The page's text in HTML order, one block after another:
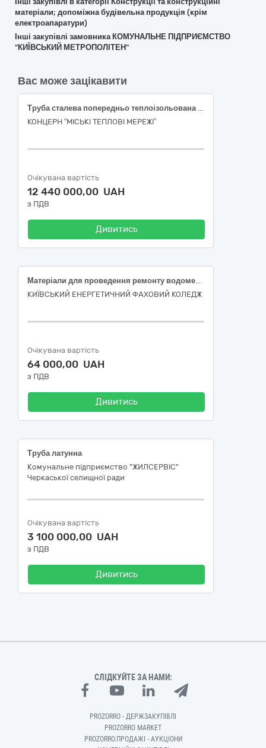
матеріали; допоміжна будівельна продукція (крім
електроапаратури)
Інші закупівлі замовника КОМУНАЛЬНЕ ПІДПРИЄМСТВО
"КИЇВСЬКИЙ МЕТРОПОЛІТЕН"
Вас може зацікавити
Труба сталева попередньо теплоізольована та фасонні вироби до неї згідно ДК 021:2015 код 44160000-9 Магістралі, трубопроводи, труби, обсадні труби, тюбінги та супутні вироби
КОНЦЕРН “МІСЬКІ ТЕПЛОВІ МЕРЕЖІ”
Очікувана вартість
12 440 000,00 UAH
з ПДВ
Дивитись
Матеріали для проведення ремонту водомереж
КИЇВСЬКИЙ ЕНЕРГЕТИЧНИЙ ФАХОВИЙ КОЛЕДЖ
Очікувана вартість
64 000,00 UAH
з ПДВ
Дивитись
Труба латунна
Комунальне підприємство "ЖИЛСЕРВІС"
Черкаської селищної ради
Очікувана вартість
3 100 000,00 UAH
з ПДВ
Дивитись
СЛІДКУЙТЕ ЗА НАМИ:
PROZORRO - ДЕРЖЗАКУПІВЛІ
PROZORRO MARKET
PROZORRO.ПРОДАЖІ - АУКЦІОНИ